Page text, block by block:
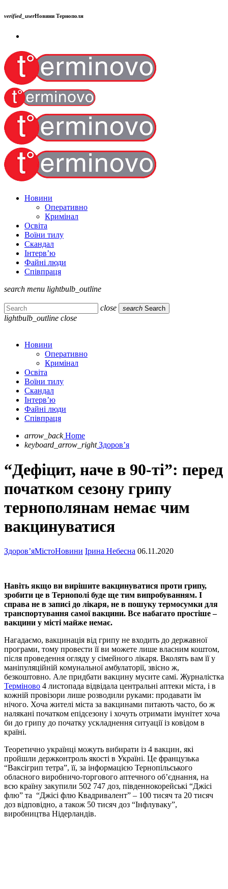
verified_userНовини Тернополя
Новини
Оперативно
Кримінал
Освіта
Воїни тилу
Скандал
Інтерв’ю
Файні люди
Співпраця
search menu lightbulb_outline
close search Search
lightbulb_outline close
Новини
Оперативно
Кримінал
Освіта
Воїни тилу
Скандал
Інтерв’ю
Файні люди
Співпраця
arrow_back Home
keyboard_arrow_right Здоров’я
“Дефіцит, наче в 90-ті”: перед
початком сезону грипу
тернополянам немає чим
вакцинуватися
Здоров’яМістоНовини Ірина Небесна 06.11.2020
Навіть якщо ви вирішите вакцинуватися проти грипу,
зробити це в Тернополі буде ще тим випробуванням. І
справа не в записі до лікаря, не в пошуку термосумки для
транспортування самої вакцини. Все набагато простіше –
вакцини у місті майже немає.
Нагадаємо, вакцинація від грипу не входить до державної
програми, тому провести її ви можете лише власним коштом,
після проведення огляду у сімейного лікаря. Вколять вам її у
маніпуляційній комунальної амбулаторії, звісно ж,
безкоштовно. Але придбати вакцину мусите самі. Журналістка
Терміново 4 листопада відвідала центральні аптеки міста, і в
кожній провізори лише розводили руками: продавати їм
нічого. Хоча жителі міста за вакцинами питають часто, бо ж
налякані початком епідсезону і хочуть отримати імунітет хоча
би до грипу до початку ускладнення ситуації із ковідом в
країні.
Теоретично українці можуть вибирати із 4 вакцин, які
пройшли держконтроль якості в Україні. Це французька
“Ваксігрип тетра”, її, за інформацією Тернопільського
обласного виробничо-торгового аптечного об’єднання, на
всю країну закупили 502 747 доз, південнокорейські “Джісі
флю” та “Джісі флю Квадривалент” – 100 тисяч та 20 тисяч
доз відповідно, а також 50 тисяч доз “Інфлуваку”,
виробництва Нідерландів.